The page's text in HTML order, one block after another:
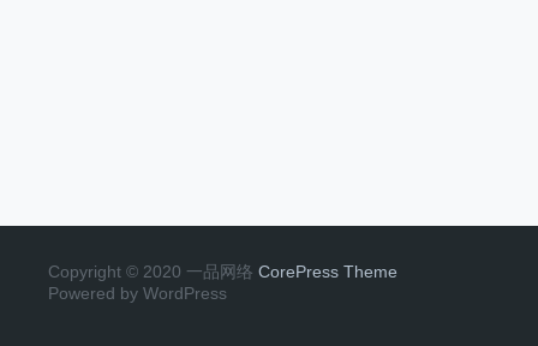
Copyright © 2020 一品网络 CorePress Theme
Powered by WordPress